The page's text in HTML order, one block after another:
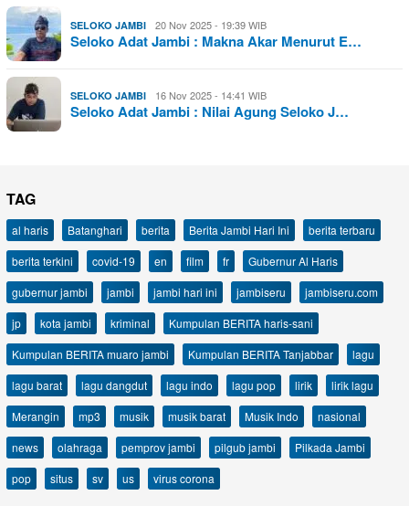
SELOKO JAMBI 20 Nov 2025 - 19:39 WIB
Seloko Adat Jambi : Makna Akar Menurut E…
SELOKO JAMBI 16 Nov 2025 - 14:41 WIB
Seloko Adat Jambi : Nilai Agung Seloko J…
TAG
al haris Batanghari berita Berita Jambi Hari Ini
berita terbaru
berita terkini
covid-19 en film fr
Gubernur Al Haris
gubernur jambi
jambi jambi hari ini jambiseru
jambiseru.com
jp
kota jambi kriminal
Kumpulan BERITA haris-sani
Kumpulan BERITA muaro jambi
Kumpulan BERITA Tanjabbar
lagu
lagu barat
lagu dangdut lagu indo lagu pop lirik
lirik lagu
Merangin
mp3 musik musik barat Musik Indo
nasional
news
olahraga pemprov jambi pilgub jambi
Pilkada Jambi
pop
situs sv us virus corona